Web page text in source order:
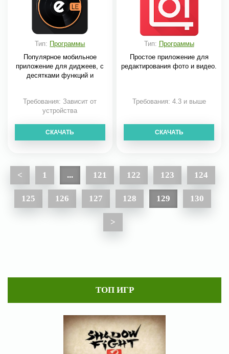
Тип: Программы
Популярное мобильное
приложение для диджеев, с
десятками функций и
Требования: Зависит от
устройства
СКАЧАТЬ
Тип: Программы
Простое приложение для
редактирования фото и видео.
Требования: 4.3 и выше
СКАЧАТЬ
< 1 ... 121 122 123 124
125 126 127 128 129 130
>
ТОП ИГР